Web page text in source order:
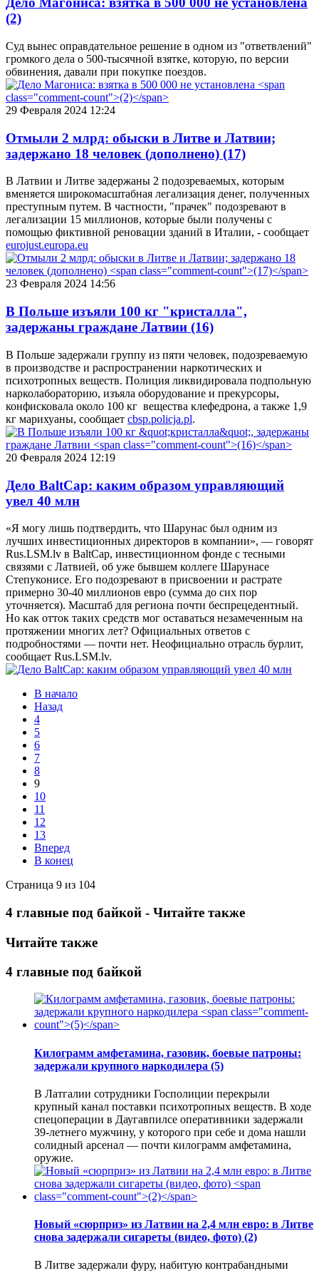
(2)
Суд вынес оправдательное решение в одном из "ответвлений"
громкого дела о 500-тысячной взятке, которую, по версии
обвинения, давали при покупке поездов.
29 Февраля 2024 12:24
Отмыли 2 млрд: обыски в Литве и Латвии;
задержано 18 человек (дополнено) (17)
В Латвии и Литве задержаны 2 подозреваемых, которым
вменяется широкомасштабная легализация денег, полученных
преступным путем. В частности, "прачек" подозревают в
легализации 15 миллионов, которые были получены с
помощью фиктивной реновации зданий в Италии, - сообщает
eurojust.europa.eu
23 Февраля 2024 14:56
В Польше изъяли 100 кг "кристалла",
задержаны граждане Латвии (16)
В Польше задержали группу из пяти человек, подозреваемую
в производстве и распространении наркотических и
психотропных веществ. Полиция ликвидировала подпольную
нарколабораторию, изъяла оборудование и прекурсоры,
конфисковала около 100 кг вещества клефедрона, а также 1,9
кг марихуаны, сообщает cbsp.policja.pl.
20 Февраля 2024 12:19
Дело BaltCap: каким образом управляющий
увел 40 млн
«Я могу лишь подтвердить, что Шарунас был одним из
лучших инвестиционных директоров в компании», — говорят
Rus.LSM.lv в BaltCap, инвестиционном фонде с тесными
связями с Латвией, об уже бывшем коллеге Шарунасе
Степуконисе. Его подозревают в присвоении и растрате
примерно 30-40 миллионов евро (сумма до сих пор
уточняется). Масштаб для региона почти беспрецедентный.
Но как отток таких средств мог оставаться незамеченным на
протяжении многих лет? Официальных ответов с
подробностями — почти нет. Неофициально отрасль бурлит,
сообщает Rus.LSM.lv.
В начало
Назад
4
5
6
7
8
9
10
11
12
13
Вперед
В конец
Страница 9 из 104
4 главные под байкой - Читайте также
Читайте также
4 главные под байкой
Килограмм амфетамина, газовик, боевые патроны:
задержали крупного наркодилера (5)
В Латгалии сотрудники Госполиции перекрыли
крупный канал поставки психотропных веществ. В ходе
спецоперации в Даугавпилсе оперативники задержали
39-летнего мужчину, у которого при себе и дома нашли
солидный арсенал — почти килограмм амфетамина,
оружие.
Новый «сюрприз» из Латвии на 2,4 млн евро: в Литве
снова задержали сигареты (видео, фото) (2)
В Литве задержали фуру, набитую контрабандными